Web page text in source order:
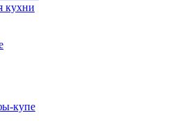
кухни
купе